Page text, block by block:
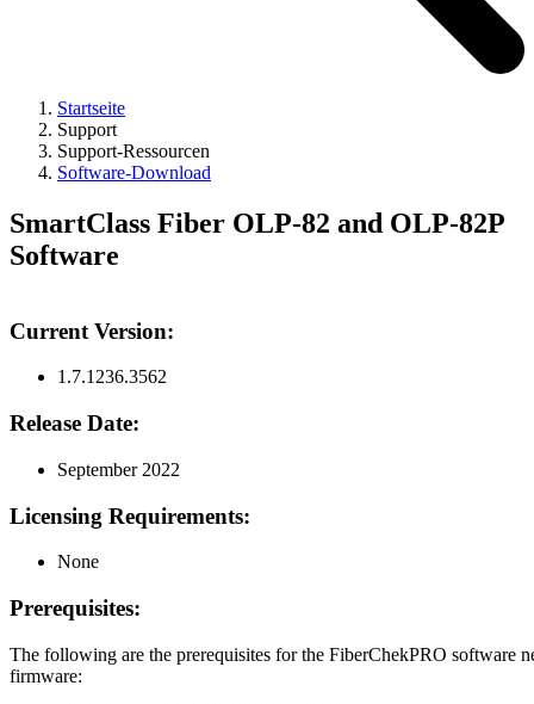
Startseite
Support
Support-Ressourcen
Software-Download
SmartClass Fiber OLP-82 and OLP-82P
Software
Current Version:
1.7.1236.3562
Release Date:
September 2022
Licensing Requirements:
None
Prerequisites:
The following are the prerequisites for the FiberChekPRO software
firmware: